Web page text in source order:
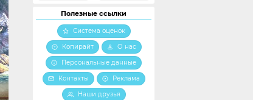
Полезные ссылки
Система оценок
Копирайт
О нас
Персональные данные
Контакты
Реклама
Наши друзья